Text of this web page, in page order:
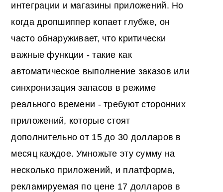
интеграции и магазины приложений. Но
когда дропшиппер копает глубже, он
часто обнаруживает, что критически
важные функции - такие как
автоматическое выполнение заказов или
синхронизация запасов в режиме
реального времени - требуют сторонних
приложений, которые стоят
дополнительно от 15 до 30 долларов в
месяц каждое. Умножьте эту сумму на
несколько приложений, и платформа,
рекламируемая по цене 17 долларов в